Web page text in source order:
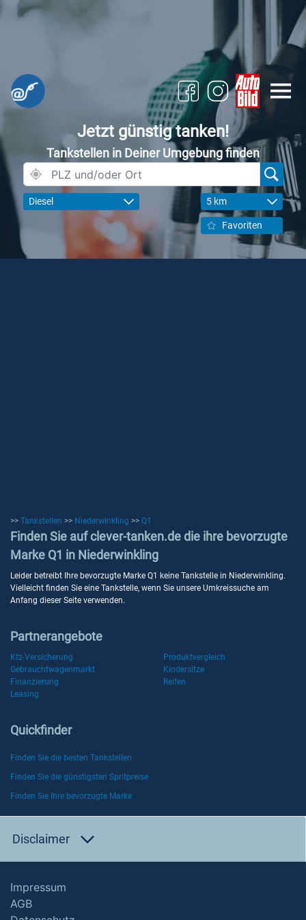
Jetzt günstig tanken!
Tankstellen in Deiner Umgebung finden
Diesel 5 km
Favoriten
>> Tankstellen >> Niederwinkling >> Q1
Finden Sie auf clever-tanken.de die ihre bevorzugte
Marke Q1 in Niederwinkling
Leider betreibt Ihre bevorzugte Marke Q1 keine Tankstelle in Niederwinkling.
Vielleicht finden Sie eine Tankstelle, wenn Sie unsere Umkreissuche am
Anfang dieser Seite verwenden.
Partnerangebote
Kfz-Versicherung
Produktvergleich
Gebrauchtwagenmarkt
Kindersitze
Finanzierung
Reifen
Leasing
Quickfinder
Finden Sie die besten Tankstellen
Finden Sie die günstigsten Spritpreise
Finden Sie Ihre bevorzugte Marke
Disclaimer
Impressum
AGB